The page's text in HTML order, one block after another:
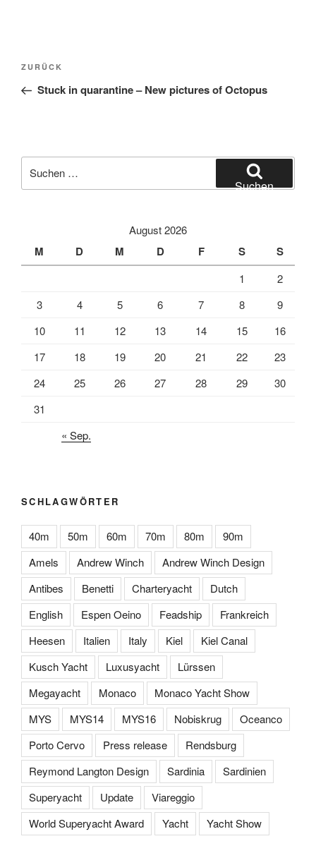
Beitragsnavigation
Vorheriger
Beitrag
ZURÜCK
Stuck in quarantine – New pictures of Octopus
nach:
Suchen
August 2026
M D M D F S S
1
2
3
4 5 6 7 8
9
10
11 12 13 14 15
16
17
18 19 20 21 22
23
24
25 26 27 28 29
30
31
« Sep.
SCHLAGWÖRTER
40m 50m 60m 70m 80m
90m
Amels
Andrew Winch
Andrew Winch Design
Antibes
Benetti Charteryacht
Dutch
English
Espen Oeino Feadship
Frankreich
Heesen
Italien Italy Kiel
Kiel Canal
Kusch Yacht
Luxusyacht
Lürssen
Megayacht
Monaco
Monaco Yacht Show
MYS
MYS14 MYS16 Nobiskrug
Oceanco
Porto Cervo
Press release
Rendsburg
Reymond Langton Design
Sardinia
Sardinien
Superyacht
Update
Viareggio
World Superyacht Award
Yacht Yacht Show